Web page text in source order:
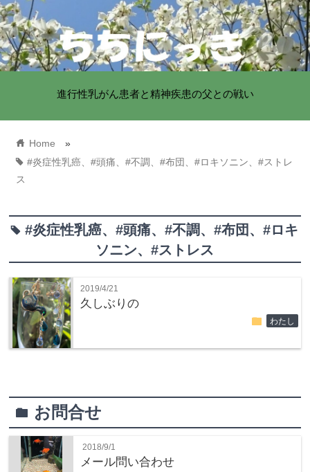
進行性乳がん患者と精神疾患の父との戦い
home Home »
tag#炎症性乳癌、#頭痛、#不調、#布団、#ロキソニン、#ストレ
ス
tag#炎症性乳癌、#頭痛、#不調、#布団、#ロキ
ソニン、#ストレス
2019/4/21
久しぶりの
folder わたし
folder お問合せ
2018/9/1
メール問い合わせ